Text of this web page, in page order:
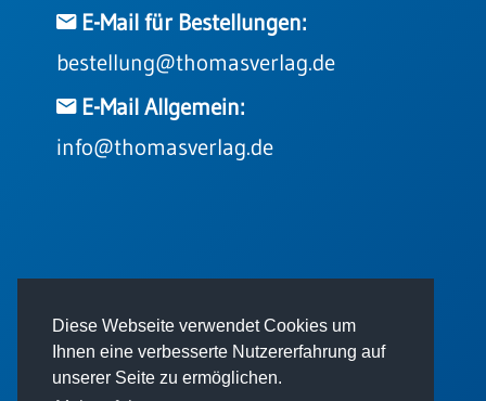
Diese Webseite verwendet Cookies um
Ihnen eine verbesserte Nutzererfahrung auf
unserer Seite zu ermöglichen.
E-Mail für Bestellungen:
bestellung@thomasverlag.de
E-Mail Allgemein:
info@thomasverlag.de